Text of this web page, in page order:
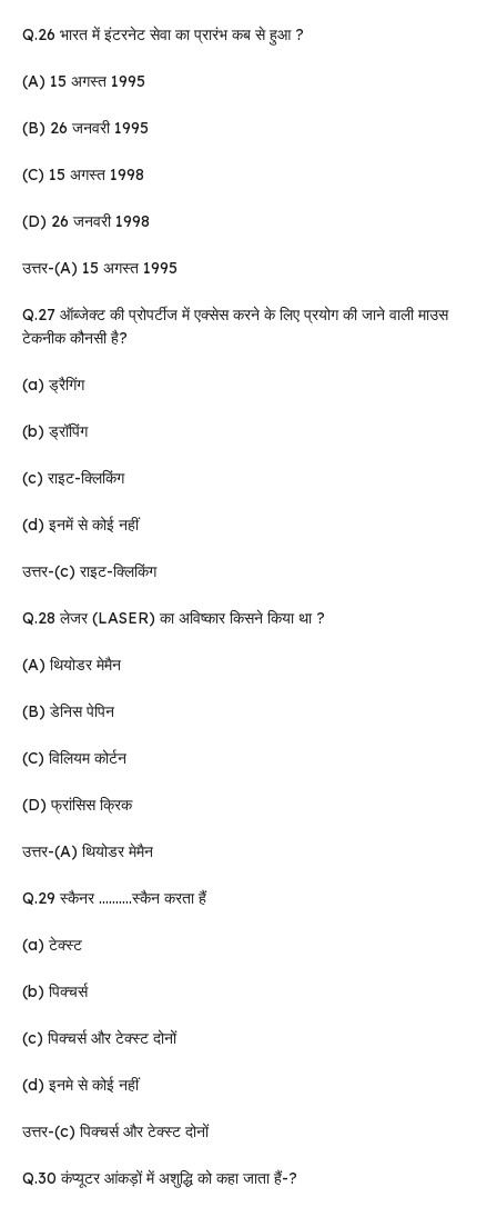
Q.26 भारत में इंटरनेट सेवा का प्रारंभ कब से हुआ ?
(A) 15 अगस्त 1995
(B) 26 जनवरी 1995
(C) 15 अगस्त 1998
(D) 26 जनवरी 1998
उत्तर-(A) 15 अगस्त 1995
Q.27 ऑब्जेक्ट की प्रोपर्टीज में एक्सेस करने के लिए प्रयोग की जाने वाली माउस
टेकनीक कौनसी है?
(a) ड्रैगिंग
(b) ड्रॉपिंग
(c) राइट-क्लिकिंग
(d) इनमें से कोई नहीं
उत्तर-(c) राइट-क्लिकिंग
Q.28 लेजर (LASER) का अविष्कार किसने किया था ?
(A) थियोडर मेमैन
(B) डेनिस पेपिन
(C) विलियम कोर्टन
(D) फ्रांसिस क्रिक
उत्तर-(A) थियोडर मेमैन
Q.29 स्कैनर ……….स्कैन करता हैं
(a) टेक्स्ट
(b) पिक्चर्स
(c) पिक्चर्स और टेक्स्ट दोनों
(d) इनमे से कोई नहीं
उत्तर-(c) पिक्चर्स और टेक्स्ट दोनों
Q.30 कंप्यूटर आंकड़ों में अशुद्धि को कहा जाता हैं-?